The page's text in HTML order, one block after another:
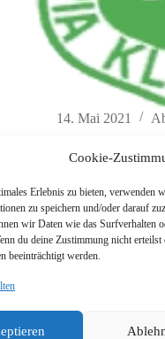
Cookie-
Erlebnis zu bieten, verwenden
zu speichern und/oder darauf
wir Daten wie das Surfverhalten
du deine Zustimmung nicht
beeinträchtigt werden.
14. Mai 2021
Übungsleiter*in für das
Liebe Freunde des
Übungsleiter*in für